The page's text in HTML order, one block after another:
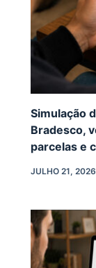
Simulação
Bradesco,
parcelas e
JULHO 21, 2026